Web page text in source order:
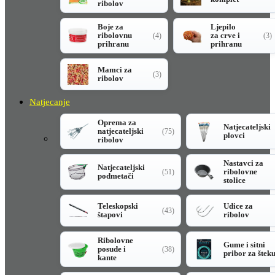
ribolov
Boje za
ribolovnu
prihranu
(4)
Ljepilo
za crve i
prihranu
(3)
Mamci za
ribolov
(3)
Natjecanje
Oprema za
natjecateljski
ribolov
(75)
Natjecateljski
plovci
Natjecateljski
podmetači
(51)
Nastavci za
ribolovne
stolice
Teleskopski
štapovi
(43)
Udice za
ribolov
Ribolovne
posude i
kante
(38)
Gume i sitni
pribor za šteku